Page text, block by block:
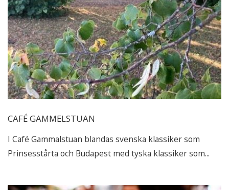
CAFÉ GAMMELSTUAN
I Café Gammalstuan blandas svenska klassiker som
Prinsesstårta och Budapest med tyska klassiker som...